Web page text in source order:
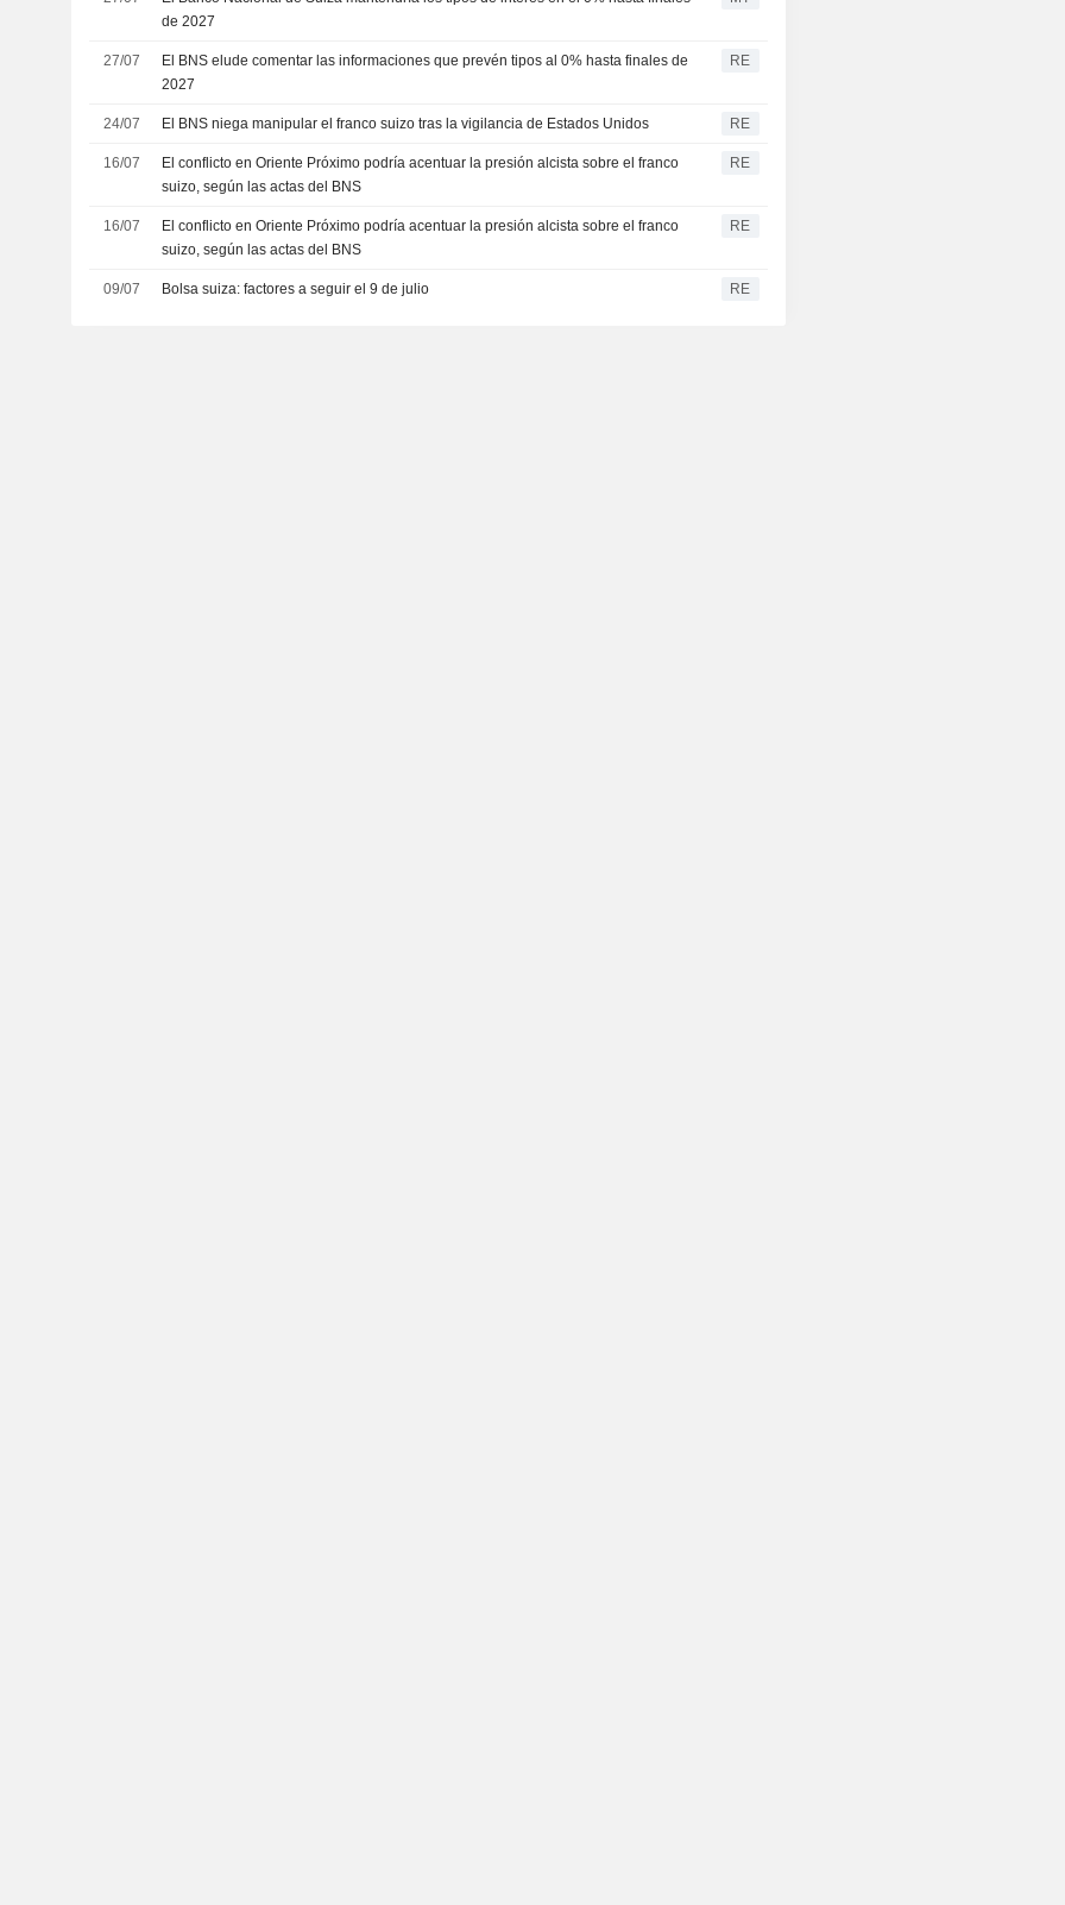
de 2027
27/07
El BNS elude comentar las informaciones que prevén tipos al 0% hasta finales de
2027
RE
24/07 El BNS niega manipular el franco suizo tras la vigilancia de Estados Unidos RE
16/07
El conflicto en Oriente Próximo podría acentuar la presión alcista sobre el franco
suizo, según las actas del BNS
RE
16/07
El conflicto en Oriente Próximo podría acentuar la presión alcista sobre el franco
suizo, según las actas del BNS
RE
09/07 Bolsa suiza: factores a seguir el 9 de julio RE